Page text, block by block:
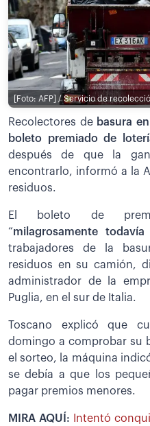
[Foto: AFP] / Servicio de
Recolectores de basura
boleto premiado de
después de que la
encontrarlo, informó a la
residuos.
El boleto de
“milagrosamente todavía
trabajadores de la
residuos en su camión,
administrador de la
Puglia, en el sur de Italia.
Toscano explicó que
domingo a comprobar su
el sorteo, la máquina
se debía a que los
pagar premios menores.
MIRA AQUÍ:
Intentó